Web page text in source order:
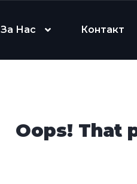
За Нас Контакт
Oops! That